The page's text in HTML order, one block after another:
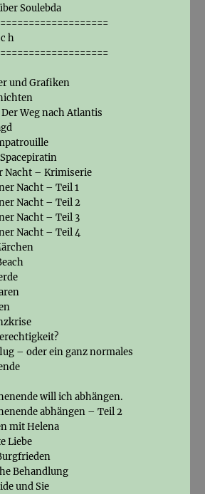
Soulebda
h
und Grafiken
Weg nach Atlantis
Nacht – Krimiserie
Nacht – Teil 1
Nacht – Teil 2
Nacht – Teil 3
Nacht – Teil 4
– oder ein ganz normales
will ich abhängen.
abhängen – Teil 2
mit Helena
Liebe
Behandlung
und Sie